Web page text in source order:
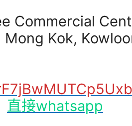
Commercial
Kok,
直接whatsapp